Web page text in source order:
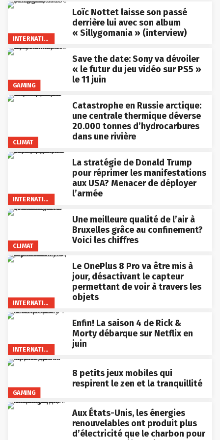
INTERNATIONAL
Loïc Nottet laisse son passé
derrière lui avec son album
« Sillygomania » (interview)
GAMING
Save the date: Sony va dévoiler
« le futur du jeu vidéo sur PS5 »
le 11 juin
CLIMAT
Catastrophe en Russie arctique:
une centrale thermique déverse
20.000 tonnes d’hydrocarbures
dans une rivière
INTERNATIONAL
La stratégie de Donald Trump
pour réprimer les manifestations
aux USA? Menacer de déployer
l’armée
CLIMAT
Une meilleure qualité de l’air à
Bruxelles grâce au confinement?
Voici les chiffres
INTERNATIONAL
Le OnePlus 8 Pro va être mis à
jour, désactivant le capteur
permettant de voir à travers les
objets
INTERNATIONAL
Enfin! La saison 4 de Rick &
Morty débarque sur Netflix en
juin
GAMING
8 petits jeux mobiles qui
respirent le zen et la tranquillité
Aux États-Unis, les énergies
renouvelables ont produit plus
d’électricité que le charbon pour